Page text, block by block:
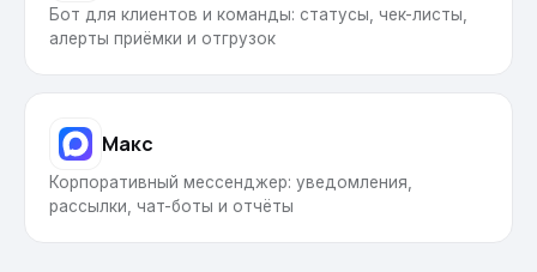
Бот для клиентов и команды: статусы, чек-листы,
алерты приёмки и отгрузок
Макс
Корпоративный мессенджер: уведомления,
рассылки, чат-боты и отчёты